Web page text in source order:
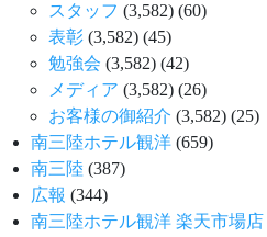
スタッフ (3,582) (60)
表彰 (3,582) (45)
勉強会 (3,582) (42)
メディア (3,582) (26)
お客様の御紹介 (3,582) (25)
南三陸ホテル観洋 (659)
南三陸 (387)
広報 (344)
南三陸ホテル観洋 楽天市場店